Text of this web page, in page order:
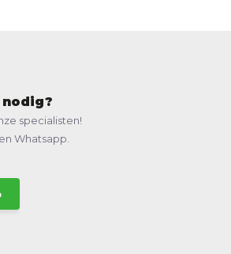
specialisten!
Whatsapp.